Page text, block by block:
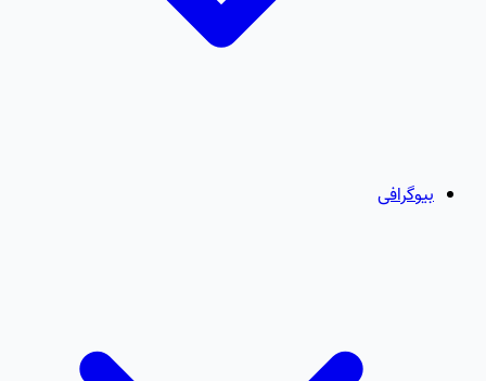
بیوگرافی